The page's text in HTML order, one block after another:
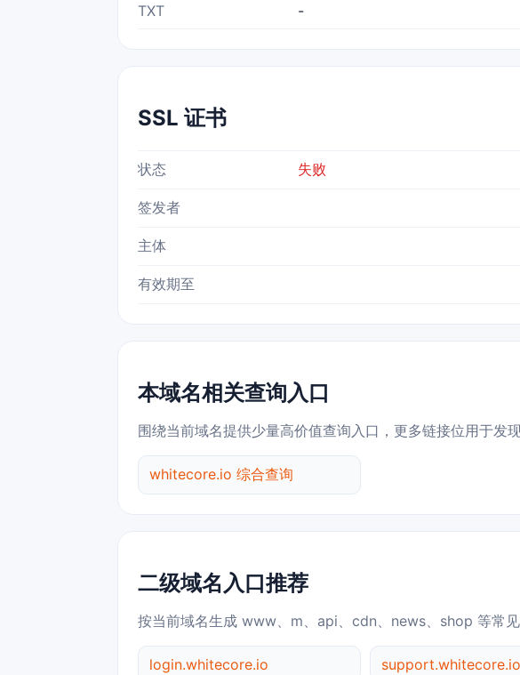
TXT -
SSL 证书
状态 失败
签发者
主体
有效期至
本域名相关查询入口
围绕当前域名提供少量高价值查询入口，更多链接位用于发现
whitecore.io 综合查询
二级域名入口推荐
按当前域名生成 www、m、api、cdn、news、shop 等常见
login.whitecore.io support.whitecore.io